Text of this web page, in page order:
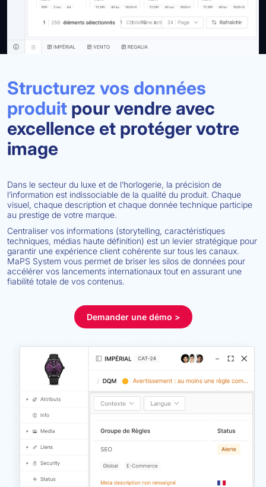
Structurez vos données
produit pour vendre avec
excellence et protéger votre
image
Dans le secteur du luxe et de l’horlogerie, la précision de
l’information est indissociable de la qualité du produit. Chaque
visuel, chaque description et chaque donnée technique participe
au prestige de votre marque.
Centraliser vos informations (storytelling, caractéristiques
techniques, médias haute définition) est un levier stratégique pour
garantir une expérience client cohérente sur tous les canaux.
MaPS System vous permet de briser les silos de données pour
accélérer vos lancements internationaux tout en assurant une
fiabilité totale de vos contenus.
Demander une démo >